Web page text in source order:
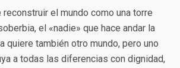
el mundo como una torre
el «nadie» que hace andar la
quiere también otro mundo, pero uno
a todas las diferencias con dignidad,